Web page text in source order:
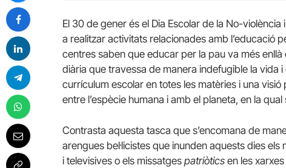
El 30 de gener és el Dia Escolar de la No-
a realitzar activitats relacionades amb l’educació
centres saben que educar per la pau va més
diària que travessa de manera indefugible la vida
currículum escolar en totes les matèries i una
entre l’espècie humana i amb el planeta, en la qual
Contrasta aquesta tasca que s’encomana de
arengues bel·licistes que inunden aquests dies
i televisives o els missatges patriòtics en les